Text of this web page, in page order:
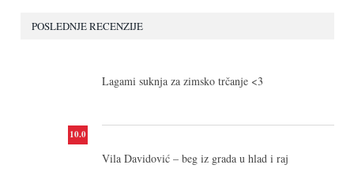
POSLEDNJE RECENZIJE
Lagami suknja za zimsko trčanje <3
10.0
Vila Davidović – beg iz grada u hlad i raj